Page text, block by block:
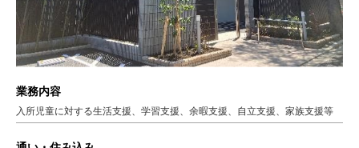
業務内容
入所児童に対する生活支援、学習支援、余暇支援、自立支援、家族支援等